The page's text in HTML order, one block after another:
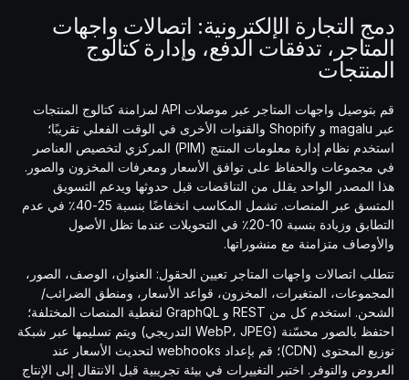
دمج التجارة الإلكترونية: اتصالات واجهات
المتاجر، تدفقات الدفع، وإدارة كتالوج
المنتجات
قم بتوصيل واجهات المتاجر عبر موصلات API لمزامنة كتالوج المنتجات
عبر magalu و Shopify والقنوات الأخرى في الوقت الفعلي تقريبًا؛
استخدم نظام إدارة معلومات المنتج (PIM) المركزي لتخصيص العناصر
في مجموعات والحفاظ على توافق الأسعار ومعرفات المخزون والصور.
هذا المصدر الواحد يقلل من التناقضات قبل حدوثها ويدعم التسويق
المتسق عبر المنصات. تشمل المكاسب انخفاضًا بنسبة 25-40٪ في عدم
التطابق وزيادة بنسبة 10-20٪ في التحويلات عندما تظل الأصول
والأوصاف متزامنة مع منشوراتها.
تتطلب اتصالات واجهات المتاجر تعيين الحقول: العنوان، الوصف، الصور،
المجموعات، المتغيرات، المخزون، قواعد الأسعار، ومنطق الضرائب/
الشحن. استخدم كل من REST و GraphQL لتغطية المنصات المختلفة؛
احتفظ بالصور محسّنة (WebP، JPEG التدريجي) ويتم تسليمها عبر شبكة
توزيع المحتوى (CDN)؛ قم بإعداد webhooks لتحديث الأسعار عند
العروض والتوفر. اختبر التغييرات في بيئة تجريبية قبل الانتقال إلى الإنتاج